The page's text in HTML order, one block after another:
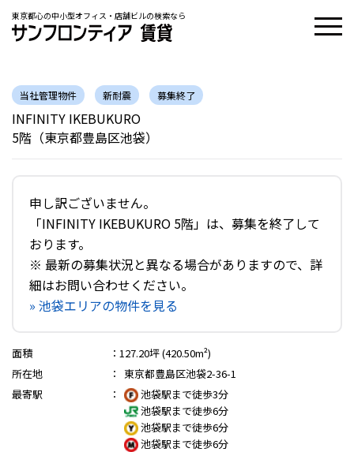
東京都心の中小型オフィス・店舗ビルの検索なら
当社管理物件 新耐震 募集終了
INFINITY IKEBUKURO
5階（東京都豊島区池袋）
申し訳ございません。
「INFINITY IKEBUKURO 5階」は、募集を終了して
おります。
※ 最新の募集状況と異なる場合がありますので、詳
細はお問い合わせください。
» 池袋エリアの物件を見る
面積 ： 127.20坪 (420.50m²)
所在地
：
東京都豊島区池袋2-36-1
最寄駅
：
池袋駅まで徒歩3分
池袋駅まで徒歩6分
池袋駅まで徒歩6分
池袋駅まで徒歩6分